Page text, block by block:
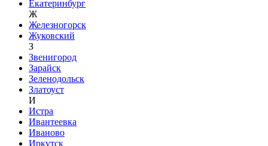
Екатеринбург
Ж
Железногорск
Жуковский
З
Звенигород
Зарайск
Зеленодольск
Златоуст
И
Истра
Ивантеевка
Иваново
Иркутск